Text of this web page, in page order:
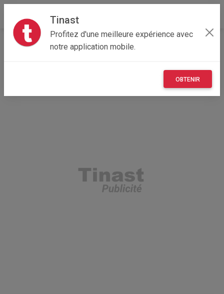
Tinast
Profitez d'une meilleure expérience avec
notre application mobile.
OBTENIR
Accueil Véhicules Auvergne-Rhône-Alpes